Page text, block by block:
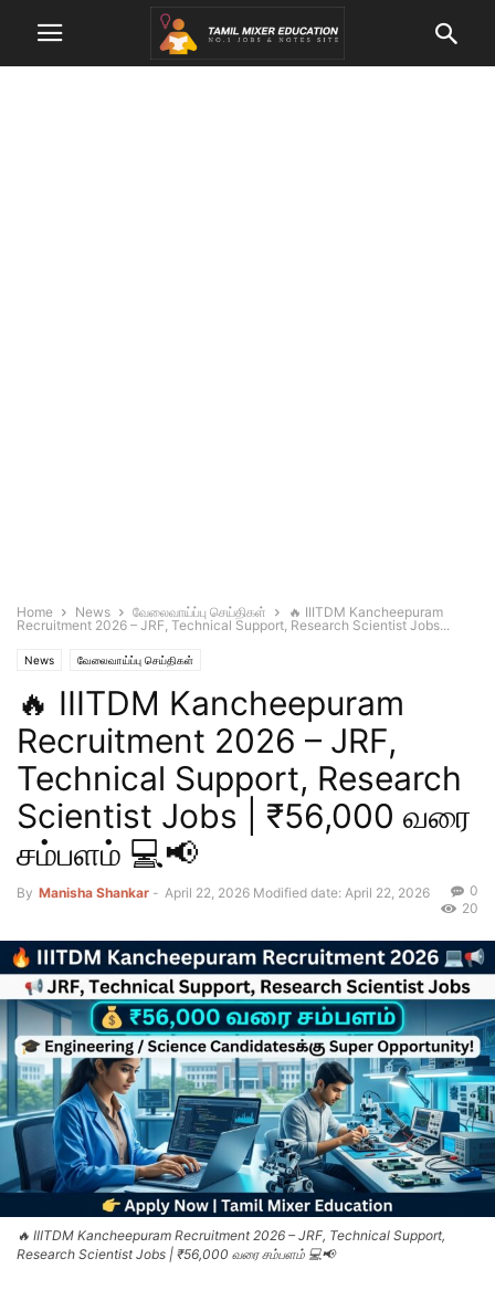
Home News வேலைவாய்ப்பு செய்திகள்
🔥 IIITDM Kancheepuram
Recruitment 2026 – JRF, Technical Support, Research Scientist Jobs...
News வேலைவாய்ப்பு செய்திகள்
🔥 IIITDM Kancheepuram
Recruitment 2026 – JRF,
Technical Support, Research
Scientist Jobs | ₹56,000 வரை
சம்பளம் 💻📢
By Manisha Shankar - April 22, 2026 Modified date: April 22, 2026
0
20
🔥 IIITDM Kancheepuram Recruitment 2026 – JRF, Technical Support,
Research Scientist Jobs | ₹56,000 வரை சம்பளம் 💻📢